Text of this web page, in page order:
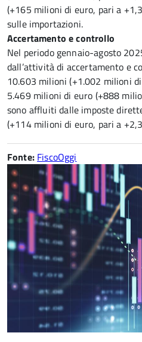
(+165 milioni di euro, pari a
sulle importazioni.
Accertamento e controllo
Nel periodo gennaio-agosto
dall’attività di accertamento e
10.603 milioni (+1.002 milioni
5.469 milioni di euro (+888
sono affluiti dalle imposte
(+114 milioni di euro, pari a
Fonte: FiscoOggi